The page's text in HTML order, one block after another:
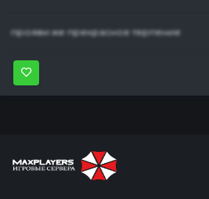
прояви же прекрасное терпение